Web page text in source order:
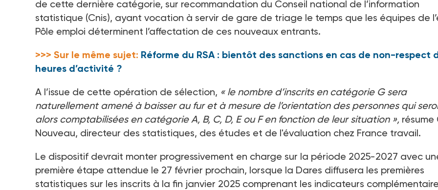
de cette dernière catégorie, sur recommandation du Conseil national de l’information
statistique (Cnis), ayant vocation à servir de gare de triage le temps que les équipes de
Pôle emploi déterminent l’affectation de ces nouveaux entrants.
>>> Sur le même sujet: Réforme du RSA : bientôt des sanctions en cas de non-respect
heures d’activité ?
A l’issue de cette opération de sélection, « le nombre d’inscrits en catégorie G sera
naturellement amené à baisser au fur et à mesure de l’orientation des personnes qui
alors comptabilisées en catégorie A, B, C, D, E ou F en fonction de leur situation », résume
Nouveau, directeur des statistiques, des études et de l'évaluation chez France travail.
Le dispositif devrait monter progressivement en charge sur la période 2025-2027 avec
première étape attendue le 27 février prochain, lorsque la Dares diffusera les premières
statistiques sur les inscrits à la fin janvier 2025 comprenant les indicateurs